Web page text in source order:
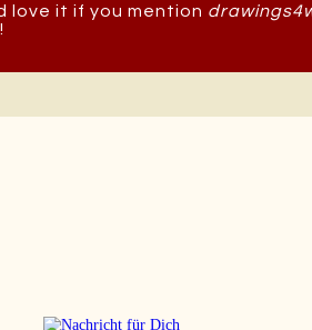
love it if you mention